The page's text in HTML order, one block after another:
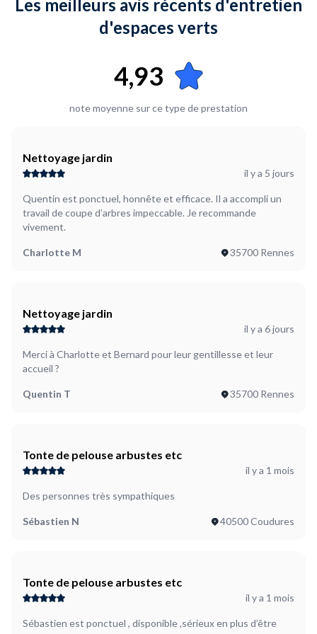
Les meilleurs avis récents d'entretien
d'espaces verts
4,93
note moyenne sur ce type de prestation
Nettoyage jardin
il y a 5 jours
Quentin est ponctuel, honnête et efficace. Il a accompli un
travail de coupe d’arbres impeccable. Je recommande
vivement.
Charlotte M 35700 Rennes
Nettoyage jardin
il y a 6 jours
Merci à Charlotte et Bernard pour leur gentillesse et leur
accueil ?
Quentin T 35700 Rennes
Tonte de pelouse arbustes etc
il y a 1 mois
Des personnes très sympathiques
Sébastien N 40500 Coudures
Tonte de pelouse arbustes etc
il y a 1 mois
Sébastien est ponctuel , disponible ,sérieux en plus d’être